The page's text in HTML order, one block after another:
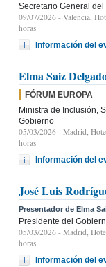
Secretario General
09/07/2026 - Valencia,
horas
Información del
Elma Saiz
FÓRUM EUROPA
Ministra de Inclusión,
Gobierno
05/03/2026 - Madrid,
horas
Información del
José Luis
Presentador de Elma
Presidente del
05/03/2026 - Madrid,
horas
Información del